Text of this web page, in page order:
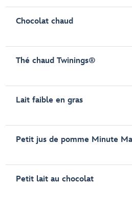
Chocolat chaud
Thé chaud Twinings®
Lait faible en gras
Petit jus de pomme Minute
Petit lait au chocolat